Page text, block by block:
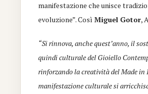
manifestazione che unisce
evoluzione”. CosìMiguel Gotor,
“Si rinnova, anche quest’anno, il
quindi culturale del Gioiello
rinforzando la creatività del Made in
manifestazione culturale si